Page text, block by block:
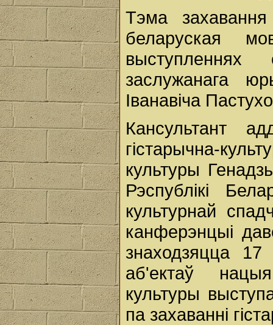
Тэма
беларуская
заслужанага
Іванавіча
Кансультант
гістарычна-
культуры
Рэспублікі
культурнай
канферэнцыі
знаходзяцца
аб'ектаў
культуры
па захаванні